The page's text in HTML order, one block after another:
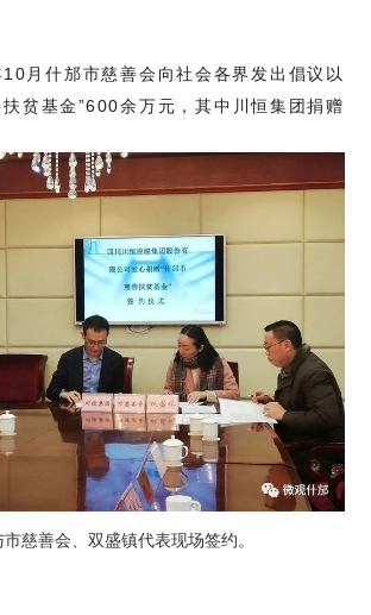
月什邡市慈善会向社会各界发出倡议以
贫基金”600余万元，其中川恒集团捐赠
慈善会、双盛镇代表现场签约。